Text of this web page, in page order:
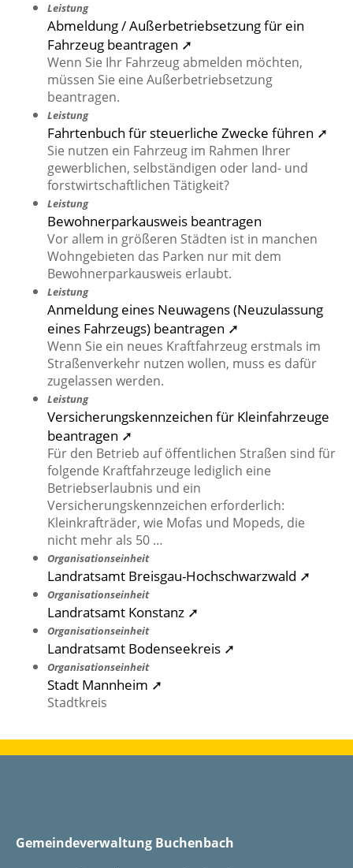
Leistung
Abmeldung / Außerbetriebsetzung für ein
Fahrzeug beantragen ➚
Wenn Sie Ihr Fahrzeug abmelden möchten,
müssen Sie eine Außerbetriebsetzung
beantragen.
Leistung
Fahrtenbuch für steuerliche Zwecke führen ➚
Sie nutzen ein Fahrzeug im Rahmen Ihrer
gewerblichen, selbständigen oder land- und
forstwirtschaftlichen Tätigkeit?
Leistung
Bewohnerparkausweis beantragen
Vor allem in größeren Städten ist in manchen
Wohngebieten das Parken nur mit dem
Bewohnerparkausweis erlaubt.
Leistung
Anmeldung eines Neuwagens (Neuzulassung
eines Fahrzeugs) beantragen ➚
Wenn Sie ein neues Kraftfahrzeug erstmals im
Straßenverkehr nutzen wollen, muss es dafür
zugelassen werden.
Leistung
Versicherungskennzeichen für Kleinfahrzeuge
beantragen ➚
Für den Betrieb auf öffentlichen Straßen sind für
folgende Kraftfahrzeuge lediglich eine
Betriebserlaubnis und ein
Versicherungskennzeichen erforderlich:
Kleinkrafträder, wie Mofas und Mopeds, die
nicht mehr als 50 …
Organisationseinheit
Landratsamt Breisgau-Hochschwarzwald ➚
Organisationseinheit
Landratsamt Konstanz ➚
Organisationseinheit
Landratsamt Bodenseekreis ➚
Organisationseinheit
Stadt Mannheim ➚
Stadtkreis
Gemeindeverwaltung Buchenbach